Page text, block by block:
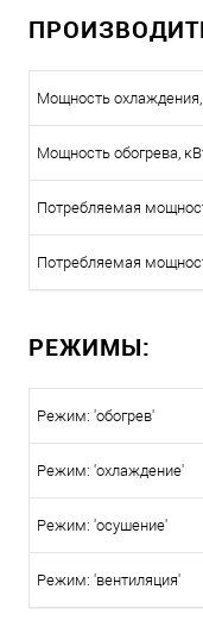
Мощность охлаждения,
Мощность обогрева,
Потребляемая
Потребляемая
РЕЖИМЫ:
Режим: 'обогрев'
Режим: 'охлаждение'
Режим: 'осушение'
Режим: 'вентиляция'